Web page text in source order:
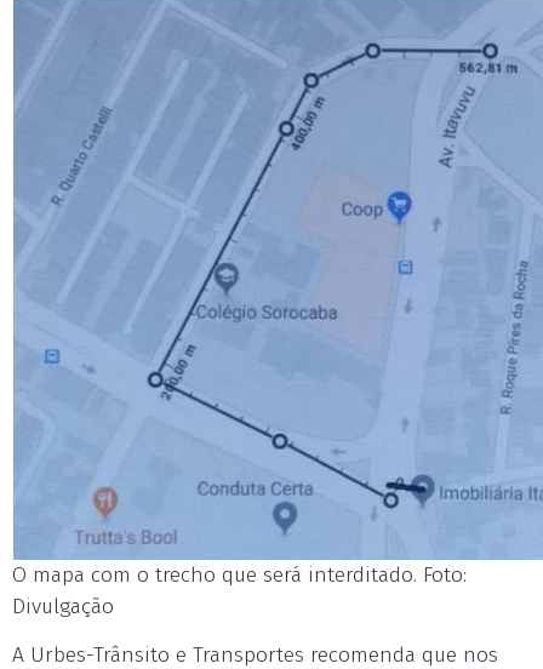
O mapa com o trecho que será interditado. Foto:
Divulgação
A Urbes-Trânsito e Transportes recomenda que nos